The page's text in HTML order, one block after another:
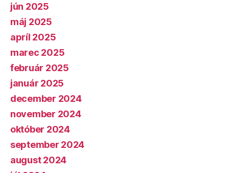
jún 2025
máj 2025
apríl 2025
marec 2025
február 2025
január 2025
december 2024
november 2024
október 2024
september 2024
august 2024